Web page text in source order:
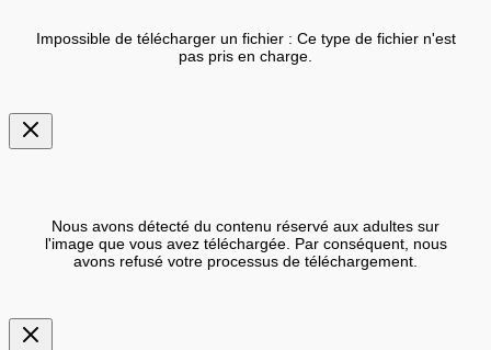
Impossible de télécharger un fichier : Ce type de fichier n'est
pas pris en charge.
Nous avons détecté du contenu réservé aux adultes sur
l'image que vous avez téléchargée. Par conséquent, nous
avons refusé votre processus de téléchargement.